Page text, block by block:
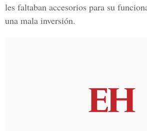
les faltaban accesorios para su
una mala inversión.